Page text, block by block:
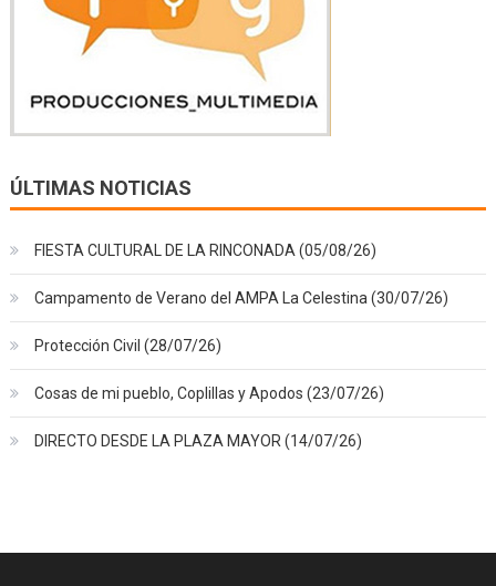
ÚLTIMAS NOTICIAS
FIESTA CULTURAL DE LA RINCONADA (05/08/26)
Campamento de Verano del AMPA La Celestina (30/07/26)
Protección Civil (28/07/26)
Cosas de mi pueblo, Coplillas y Apodos (23/07/26)
DIRECTO DESDE LA PLAZA MAYOR (14/07/26)